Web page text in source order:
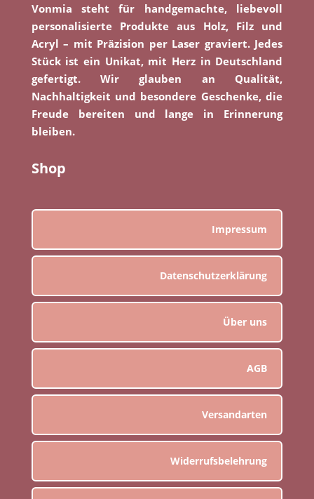
Vonmia steht für handgemachte, liebevoll
personalisierte Produkte aus Holz, Filz und
Acryl – mit Präzision per Laser graviert. Jedes
Stück ist ein Unikat, mit Herz in Deutschland
gefertigt. Wir glauben an Qualität,
Nachhaltigkeit und besondere Geschenke, die
Freude bereiten und lange in Erinnerung
bleiben.
Shop
Impressum
Datenschutzerklärung
Über uns
AGB
Versandarten
Widerrufsbelehrung